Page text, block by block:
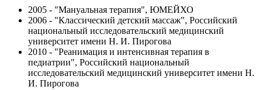
2005 - "Мануальная терапия", ЮМЕЙХО
2006 - "Классический детский массаж", Российский
национальный исследовательский медицинский
университет имени Н. И. Пирогова
2010 - "Реанимация и интенсивная терапия в
педиатрии", Российский национальный
исследовательский медицинский университет имени Н.
И. Пирогова